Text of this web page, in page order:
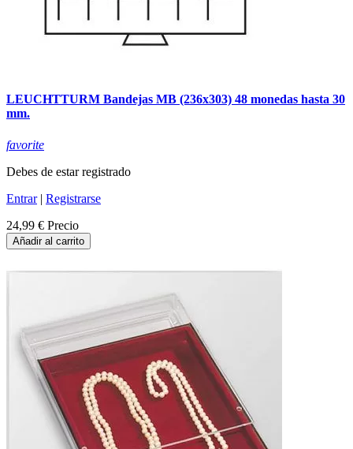
LEUCHTTURM Bandejas MB (236x303) 48 monedas hasta 30
mm.
favorite
Debes de estar registrado
Entrar| Registrarse
24,99 € Precio
Añadir al carrito